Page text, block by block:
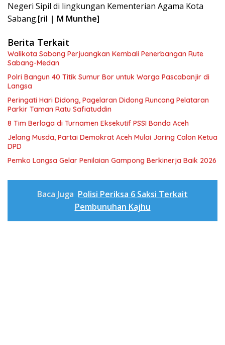
Negeri Sipil di lingkungan Kementerian Agama Kota
Sabang.[ril | M Munthe]
Berita Terkait
Walikota Sabang Perjuangkan Kembali Penerbangan Rute
Sabang-Medan
Polri Bangun 40 Titik Sumur Bor untuk Warga Pascabanjir di
Langsa
Peringati Hari Didong, Pagelaran Didong Runcang Pelataran
Parkir Taman Ratu Safiatuddin
8 Tim Berlaga di Turnamen Eksekutif PSSI Banda Aceh
Jelang Musda, Partai Demokrat Aceh Mulai Jaring Calon Ketua
DPD
Pemko Langsa Gelar Penilaian Gampong Berkinerja Baik 2026
Baca Juga Polisi Periksa 6 Saksi Terkait
Pembunuhan Kajhu